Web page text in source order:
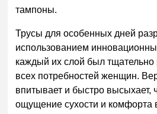
тампоны.
Трусы для особенных дней
использованием
каждый их слой был тщательно
всех потребностей женщин.
впитывает и быстро высыхает,
ощущение сухости и комфорта